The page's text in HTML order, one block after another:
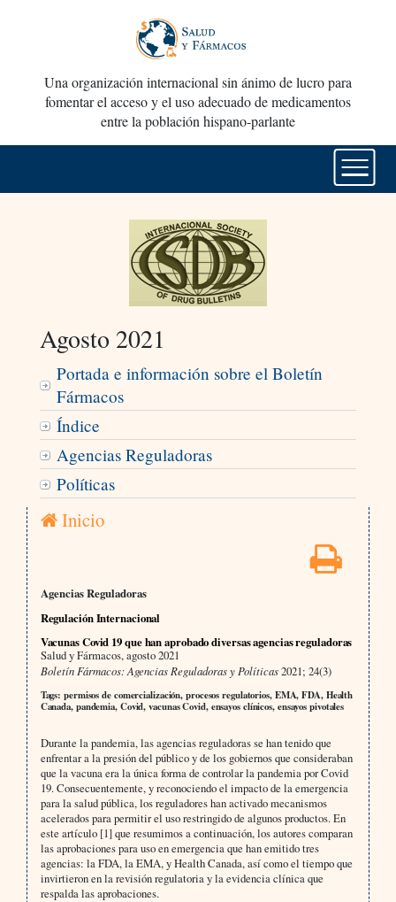
Una organización internacional sin ánimo de lucro para
fomentar el acceso y el uso adecuado de medicamentos
entre la población hispano-parlante
Agosto 2021
Portada e información sobre el Boletín
Fármacos
Índice
Agencias Reguladoras
Políticas
Inicio
Agencias Reguladoras
Regulación Internacional
Vacunas Covid 19 que han aprobado diversas agencias reguladoras
Salud y Fármacos, agosto 2021
Boletín Fármacos: Agencias Reguladoras y Políticas2021; 24(3)
Tags: permisos de comercialización, procesos regulatorios, EMA, FDA, Health
Canada, pandemia, Covid, vacunas Covid, ensayos clínicos, ensayos pivotales
Durante la pandemia, las agencias reguladoras se han tenido que
enfrentar a la presión del público y de los gobiernos que consideraban
que la vacuna era la única forma de controlar la pandemia por Covid
19. Consecuentemente, y reconociendo el impacto de la emergencia
para la salud pública, los reguladores han activado mecanismos
acelerados para permitir el uso restringido de algunos productos. En
este artículo [1] que resumimos a continuación, los autores comparan
las aprobaciones para uso en emergencia que han emitido tres
agencias: la FDA, la EMA, y Health Canada, así como el tiempo que
invirtieron en la revisión regulatoria y la evidencia clínica que
respalda las aprobaciones.